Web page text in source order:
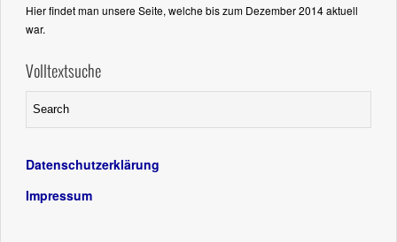
Hier findet man unsere Seite, welche bis zum Dezember 2014 aktuell
war.
Volltextsuche
Datenschutzerklärung
Impressum